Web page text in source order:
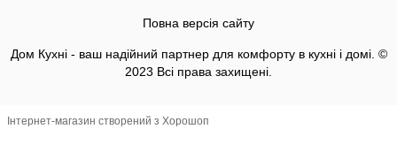
Повна версія сайту
Дом Кухні - ваш надійний партнер для комфорту в кухні і домі. ©
2023 Всі права захищені.
Інтернет-магазин створений з Хорошоп